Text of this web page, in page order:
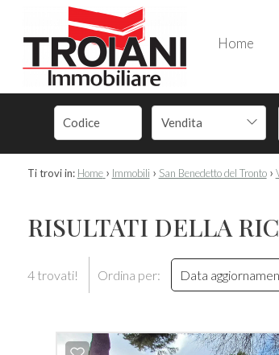
Home
Vendita
Ti trovi in: Home › Immobili › San Benedetto del Tronto ›
RISULTATI DELLA
4 trovati! Ordina per: Data